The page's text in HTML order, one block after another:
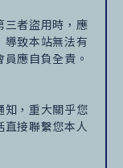
三者盜用時，應
導致本站無法有
應自負全責。
知，重大關乎您
接聯繫您本人